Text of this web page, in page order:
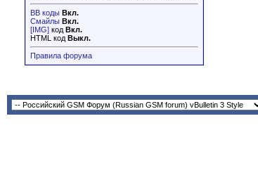
BB коды Вкл.
Смайлы Вкл.
[IMG] код Вкл.
HTML код Выкл.
Правила форума